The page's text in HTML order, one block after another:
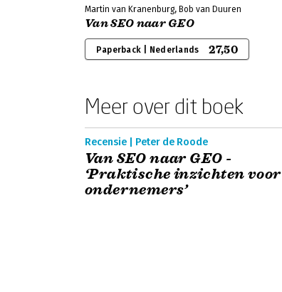
Martin van Kranenburg, Bob van Duuren
Van SEO naar GEO
Paperback | Nederlands 27,50
Meer over dit boek
Recensie | Peter de Roode
Van SEO naar GEO -
‘Praktische inzichten voor
ondernemers’